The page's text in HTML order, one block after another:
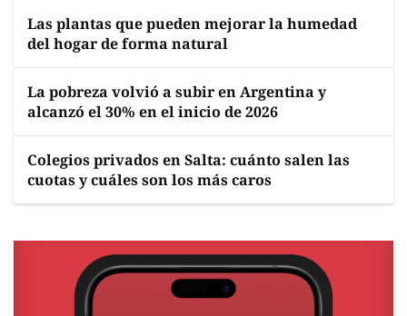
Las plantas que pueden mejorar la humedad
del hogar de forma natural
La pobreza volvió a subir en Argentina y
alcanzó el 30% en el inicio de 2026
Colegios privados en Salta: cuánto salen las
cuotas y cuáles son los más caros